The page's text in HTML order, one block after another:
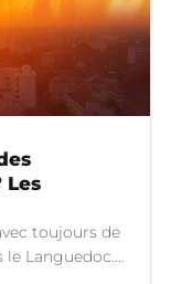
Les
toujours de
Languedoc.